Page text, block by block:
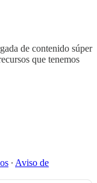
de contenido súper
que tenemos
∙ Aviso de